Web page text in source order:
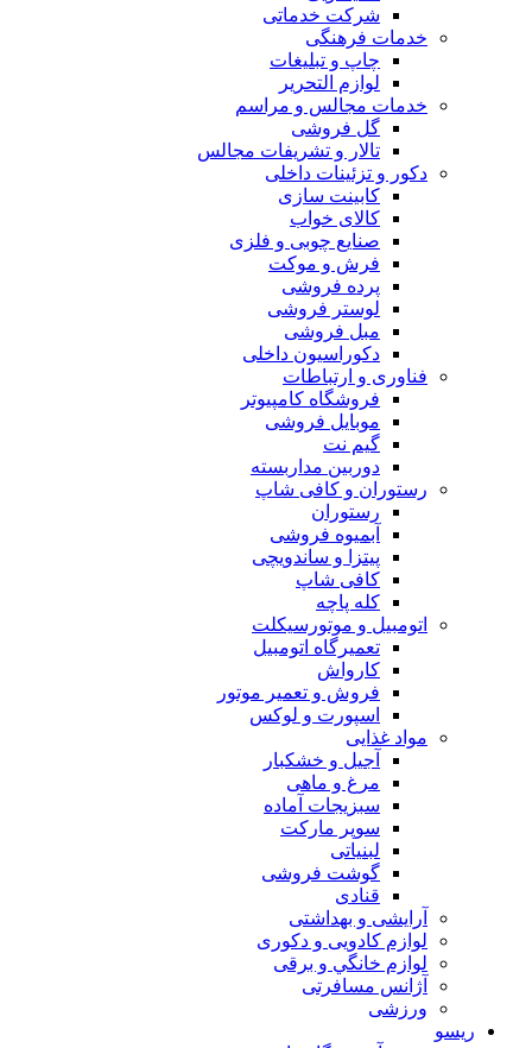
شرکت خدماتی
خدمات فرهنگی
چاپ و تبليغات
لوازم التحریر
خدمات مجالس و مراسم
گل فروشی
تالار و تشریفات مجالس
دکور و تزئینات داخلی
کابینت سازی
کالای خواب
صنایع چوبی و فلزی
فرش و موکت
پرده فروشی
لوستر فروشی
مبل فروشی
دکوراسیون داخلی
فناوری و ارتباطات
فروشگاه كامپيوتر
موبایل فروشی
گیم نت
دوربين مداربسته
رستوران و کافی شاپ
رستوران
آبمیوه فروشی
پیتزا و ساندویچی
کافی شاپ
کله پاچه
اتومبيل و موتورسيكلت
تعمیرگاه اتومبیل
کارواش
فروش و تعمیر موتور
اسپورت و لوکس
مواد غذایی
آجیل و خشکبار
مرغ و ماهی
سبزیجات آماده
سوپر مارکت
لبنیاتی
گوشت فروشی
قنادی
آرایشی و بهداشتی
لوازم کادویی و دکوری
لوازم خانگي و برقی
آژانس مسافرتی
ورزشی
ریسو